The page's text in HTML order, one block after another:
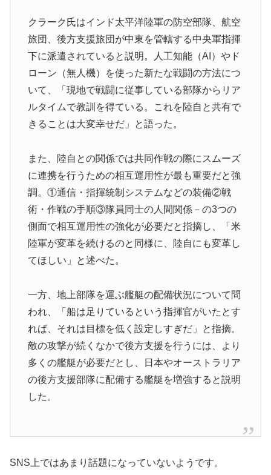
クラーク氏はインド太平洋陸軍の防空部隊、航空
旅団、後方支援旅団が中東を管轄する中央軍指揮
下に派遣されていると説明。人工知能（AI）やド
ローン（無人機）を使った新たな戦闘の方法につ
いて、「現地で戦闘に従事している部隊からリア
ルタイムで教訓を得ている。これを陸自と共有で
きることは大変幸せだ」と語った。
また、陸自との関係では共同作戦の際にスムーズ
に連携を行うための相互運用性が最も重要だと強
調。①通信・指揮統制システムなどの装備②戦
術・作戦の手順③隊員同士の人間関係－の3つの
側面で相互運用性の強化が必要だと指摘し、「米
陸軍が変革を続けるのと同様に、陸自にも変革し
てほしい」と述べた。
一方、地上部隊を運ぶ艦艇の配備状況について問
われ、「船は足りているという指揮官がいたとす
れば、それは目標を低く設定しすぎだ」と指摘。
敵の攻撃が続くなかで後方支援を行うには、より
多くの艦艇が必要だとし、日本やオーストラリア
の後方支援部隊に配備する艦艇を増強すると説明
した。
SNS上ではあまり話題になっていないようです。